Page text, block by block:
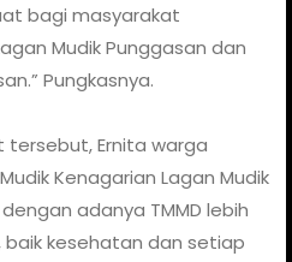
bagi masyarakat
Mudik Punggasan dan
Pungkasnya.
Ernita warga
Kenagarian Lagan Mudik
adanya TMMD lebih
kesehatan dan setiap